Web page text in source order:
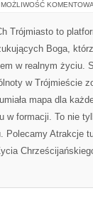
MOŻLIWOŚĆ
Trójmiasto to
Boga,
w realnym życiu.
w Trójmieście
mapa dla
w formacji. To nie
Polecamy Atrakcje